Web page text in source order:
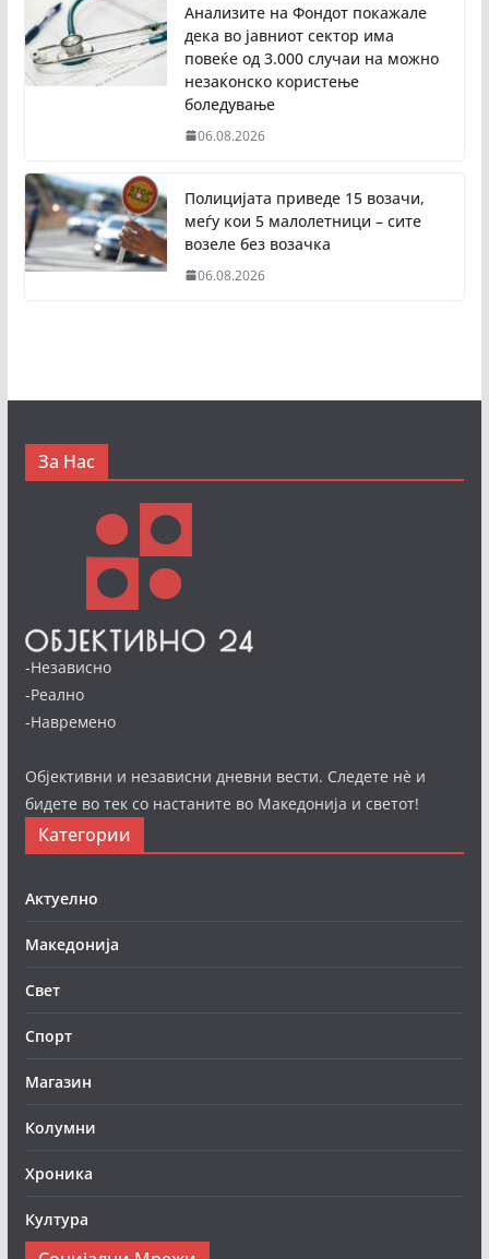
Анализите на Фондот покажале
дека во јавниот сектор има
повеќе од 3.000 случаи на можно
незаконско користење
боледување
06.08.2026
Полицијата приведе 15 возачи,
меѓу кои 5 малолетници – сите
возеле без возачка
06.08.2026
За Нас
-Независно
-Реално
-Навремено
Објективни и независни дневни вести. Следете нè и
бидете во тек со настаните во Македонија и светот!
Категории
Актуелно
Македонија
Свет
Спорт
Магазин
Колумни
Хроника
Култура